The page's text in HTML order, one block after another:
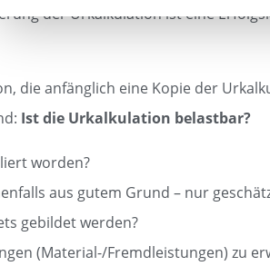
der Urkalkulation ist eine
die anfänglich eine Kopie der
Ist die Urkalkulation belastbar?
worden?
aus gutem Grund – nur
gebildet werden?
(Material-/Fremdleistungen) zu